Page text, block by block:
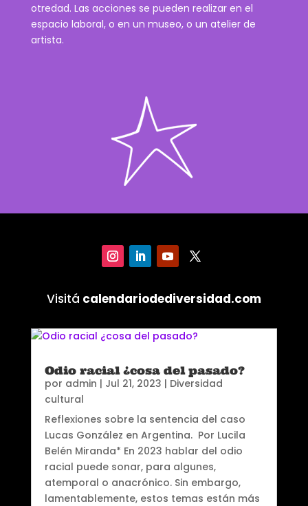
otredad. Las acciones se pueden realizar en el
espacio laboral, o en un museo, o un atelier de
artista.
Visitá calendariodediversidad.com
Odio racial ¿cosa del pasado?
por admin | Jul 21, 2023 | Diversidad
cultural
Reflexiones sobre la sentencia del caso
Lucas González en Argentina. Por Lucila
Belén Miranda* En 2023 hablar del odio
racial puede sonar, para algunes,
atemporal o anacrónico. Sin embargo,
lamentablemente, estos temas están más